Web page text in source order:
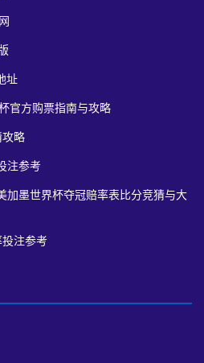
址
官方购票指南与攻略
略
注参考
墨世界杯夺冠赔率表比分竞猜与大
注参考